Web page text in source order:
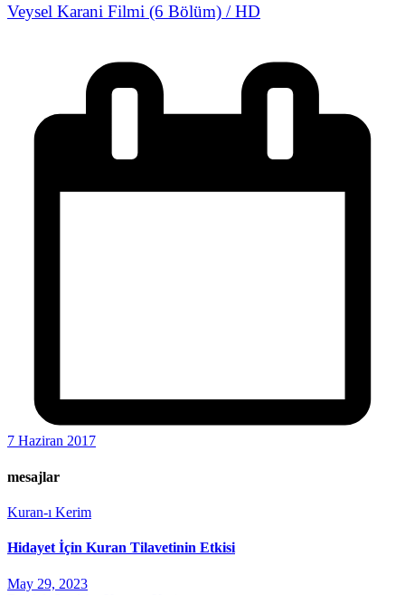
Veysel Karani Filmi (6 Bölüm) / HD
7 Haziran 2017
mesajlar
Kuran-ı Kerim
Hidayet İçin Kuran Tilavetinin Etkisi
May 29, 2023